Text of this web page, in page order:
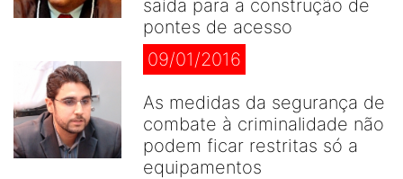
saída para a construção de
pontes de acesso
09/01/2016
As medidas da segurança de
combate à criminalidade não
podem ficar restritas só a
equipamentos